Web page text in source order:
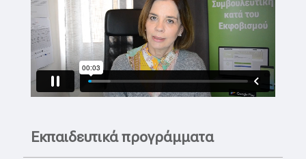
Εκπαιδευτικά προγράμματα